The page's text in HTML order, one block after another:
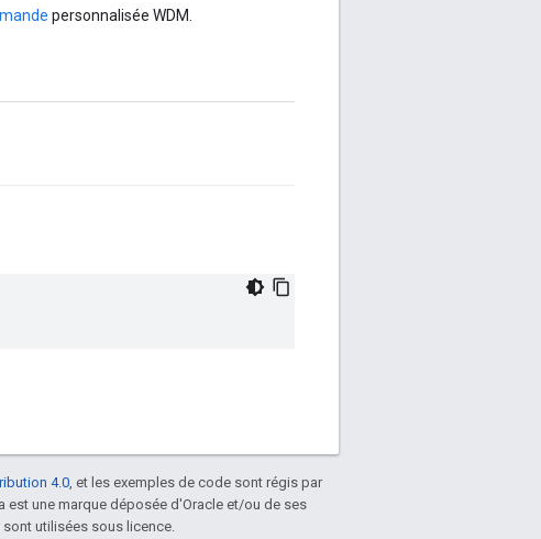
personnalisée WDM.
4.0, et les exemples de code sont régis par
est une marque déposée d'Oracle et/ou de ses
sont utilisées sous licence.